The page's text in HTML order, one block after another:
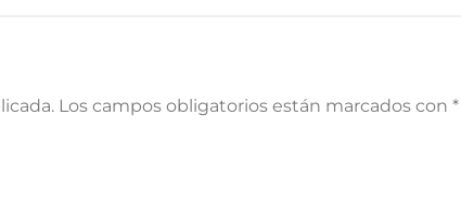
Los campos obligatorios están marcados con *